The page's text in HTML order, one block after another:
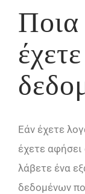
Ποια
Εάν έχετε
έχετε αφήσει
λάβετε ένα
δεδομένων